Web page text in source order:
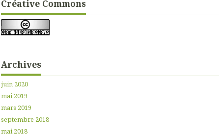
Créative Commons
Archives
juin 2020
mai 2019
mars 2019
septembre 2018
mai 2018